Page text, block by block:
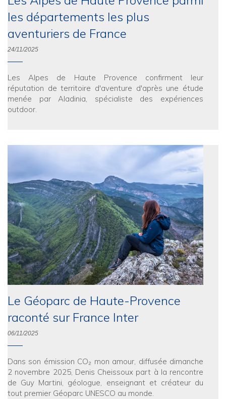
les départements les plus
aventuriers de France
24/11/2025
Les Alpes de Haute Provence confirment leur
réputation de territoire d'aventure d'après une étude
menée par Aladinia, spécialiste des expériences
outdoor.
Le Géoparc de Haute-Provence
raconté sur France Inter
06/11/2025
Dans son émission CO₂ mon amour, diffusée dimanche
2 novembre 2025, Denis Cheissoux part à la rencontre
de Guy Martini, géologue, enseignant et créateur du
tout premier Géoparc UNESCO au monde.